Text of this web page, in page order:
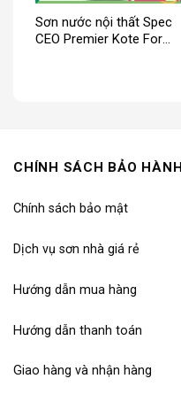
Sơn nước nội thất Spec
CEO Premier Kote For
CHÍNH SÁCH BẢO HÀNH
Chính sách bảo mật
Dịch vụ sơn nhà giá rẻ
Hướng dẫn mua hàng
Hướng dẫn thanh toán
Giao hàng và nhận hàng